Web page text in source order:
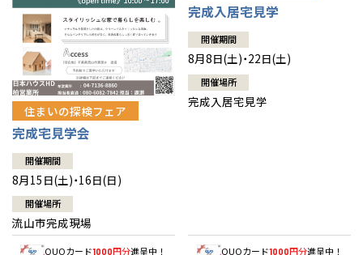
住まいの探検フェア
完成宅見学会
開催期間
8月15日(土)・16日(日)
開催場所
流山市完成現場
QUOカード1000円分進呈中！
完成入居宅見学
開催期間
8月8日(土)・22日(土)
開催場所
完成入居宅見学
QUOカード1000円分進呈中！